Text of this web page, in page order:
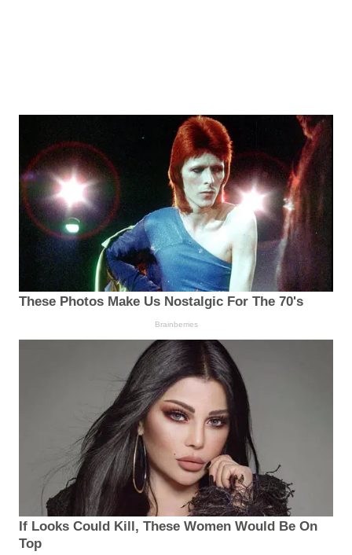
These Photos Make Us Nostalgic For The 70's
Brainberries
If Looks Could Kill, These Women Would Be On
Top